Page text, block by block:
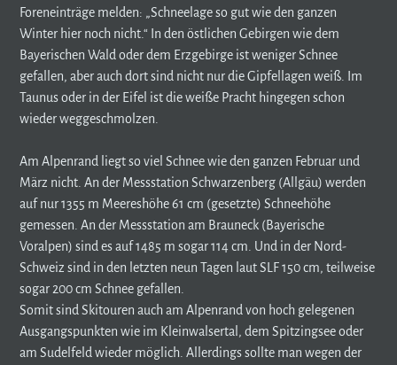
Foreneinträge melden: „Schneelage so gut wie den ganzen
Winter hier noch nicht.“ In den östlichen Gebirgen wie dem
Bayerischen Wald oder dem Erzgebirge ist weniger Schnee
gefallen, aber auch dort sind nicht nur die Gipfellagen weiß. Im
Taunus oder in der Eifel ist die weiße Pracht hingegen schon
wieder weggeschmolzen.
Am Alpenrand liegt so viel Schnee wie den ganzen Februar und
März nicht. An der Messstation Schwarzenberg (Allgäu) werden
auf nur 1355 m Meereshöhe 61 cm (gesetzte) Schneehöhe
gemessen. An der Messstation am Brauneck (Bayerische
Voralpen) sind es auf 1485 m sogar 114 cm. Und in der Nord-
Schweiz sind in den letzten neun Tagen laut SLF 150 cm, teilweise
sogar 200 cm Schnee gefallen.
Somit sind Skitouren auch am Alpenrand von hoch gelegenen
Ausgangspunkten wie im Kleinwalsertal, dem Spitzingsee oder
am Sudelfeld wieder möglich. Allerdings sollte man wegen der